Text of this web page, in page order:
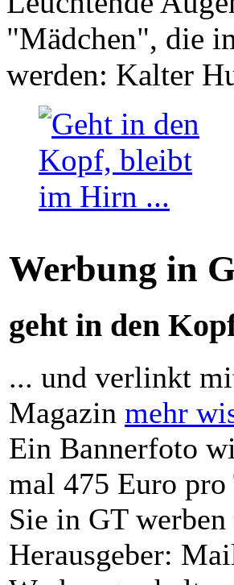
"Mädchen", die
werden: Kalter
Werbung in
geht in den
... und verlinkt
Magazin mehr
Ein Bannerfoto
mal 475 Euro
Sie in GT
Herausgeber: